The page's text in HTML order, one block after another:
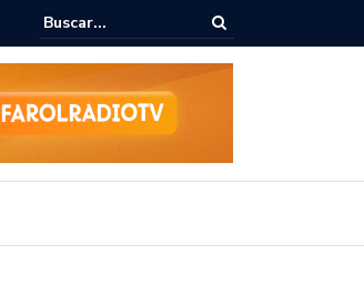
Faculdade de Coimbra sobre parcerias para